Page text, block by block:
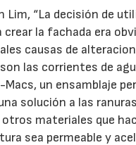
Lim, “La decisión de
crear la fachada era
causas de
las corrientes de
Macs, un ensamblaje
solución a las ranuras
materiales que
sea permeable y